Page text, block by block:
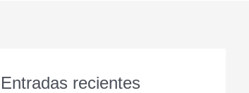
Entradas recientes